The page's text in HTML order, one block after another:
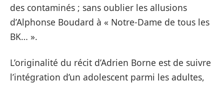
des contaminés ; sans oublier les allusions
d’Alphonse Boudard à « Notre-Dame de tous les
BK… ».
L’originalité du récit d’Adrien Borne est de suivre
l’intégration d’un adolescent parmi les adultes,